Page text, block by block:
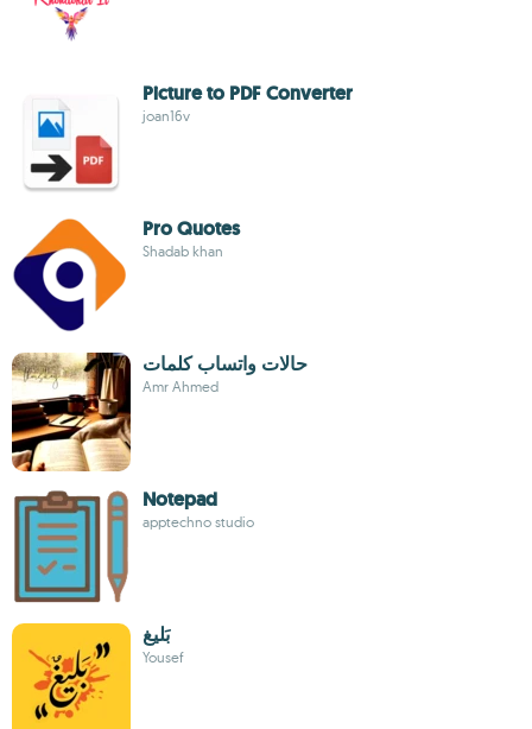
Picture to PDF Converter
joan16v
Pro Quotes
Shadab khan
حالات واتساب كلمات
Amr Ahmed
Notepad
apptechno studio
بَليغ
Yousef